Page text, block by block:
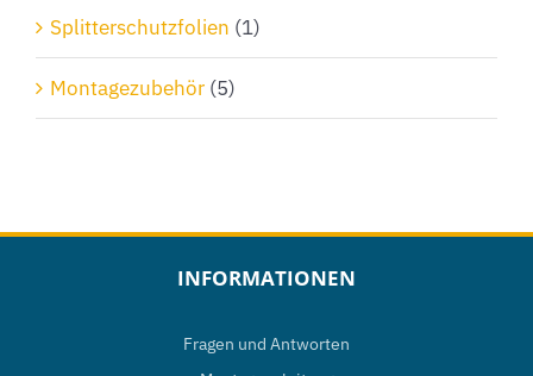
Splitterschutzfolien (1)
Montagezubehör (5)
INFORMATIONEN
Fragen und Antworten